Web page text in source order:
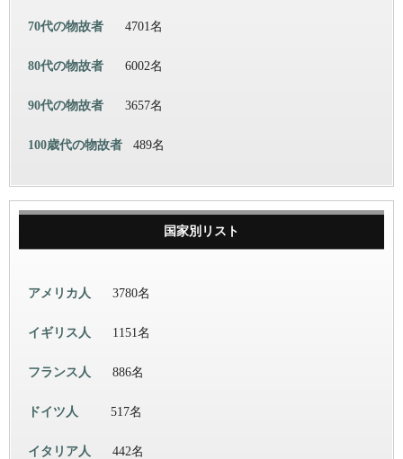
70代の物故者 4701名
80代の物故者 6002名
90代の物故者 3657名
100歳代の物故者 489名
国家別リスト
アメリカ人 3780名
イギリス人 1151名
フランス人 886名
ドイツ人 517名
イタリア人 442名